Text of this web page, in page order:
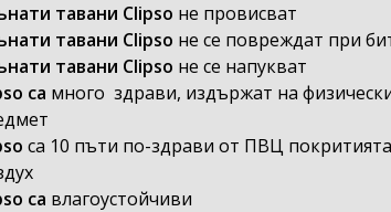
тавани Clipso не провисват
тавани Clipso не се повреждат при
тавани Clipso не се напукват
сa много здрави, издържат на
сa 10 пъти по-здрави от ПВЦ
са влагоустойчиви